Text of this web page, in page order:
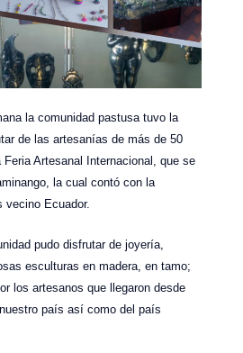
la comunidad pastusa tuvo la
de las artesanías de más de 50
Artesanal Internacional, que se
la cual contó con la
vecino Ecuador.
pudo disfrutar de joyería,
esculturas en madera, en tamo;
los artesanos que llegaron desde
país así como del país